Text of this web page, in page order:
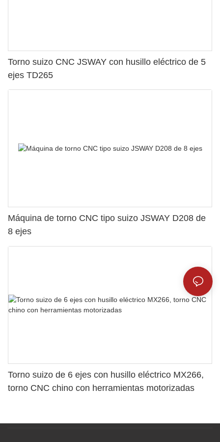
Torno suizo CNC JSWAY con husillo eléctrico de 5
ejes TD265
Máquina de torno CNC tipo suizo JSWAY D208 de
8 ejes
Torno suizo de 6 ejes con husillo eléctrico MX266,
torno CNC chino con herramientas motorizadas